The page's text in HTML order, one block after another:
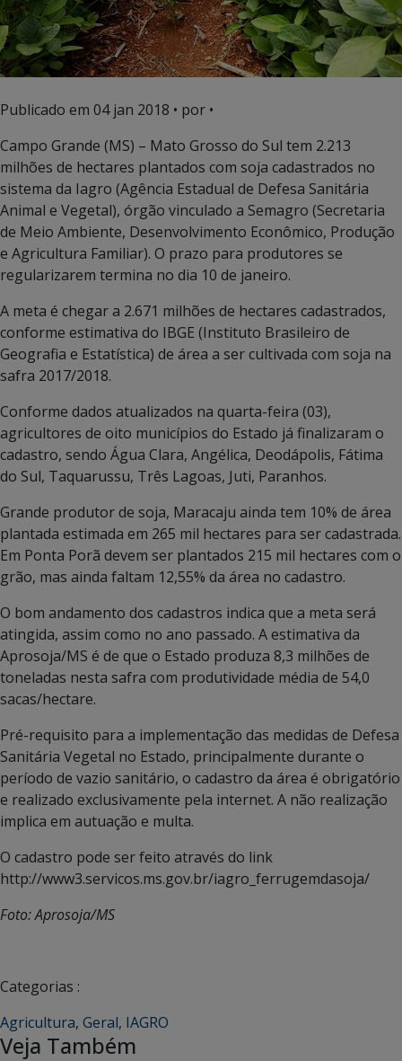
Publicado em 04 jan 2018 • por •
Campo Grande (MS) – Mato Grosso do Sul tem 2.213
milhões de hectares plantados com soja cadastrados no
sistema da Iagro (Agência Estadual de Defesa Sanitária
Animal e Vegetal), órgão vinculado a Semagro (Secretaria
de Meio Ambiente, Desenvolvimento Econômico, Produção
e Agricultura Familiar). O prazo para produtores se
regularizarem termina no dia 10 de janeiro.
A meta é chegar a 2.671 milhões de hectares cadastrados,
conforme estimativa do IBGE (Instituto Brasileiro de
Geografia e Estatística) de área a ser cultivada com soja na
safra 2017/2018.
Conforme dados atualizados na quarta-feira (03),
agricultores de oito municípios do Estado já finalizaram o
cadastro, sendo Água Clara, Angélica, Deodápolis, Fátima
do Sul, Taquarussu, Três Lagoas, Juti, Paranhos.
Grande produtor de soja, Maracaju ainda tem 10% de área
plantada estimada em 265 mil hectares para ser cadastrada.
Em Ponta Porã devem ser plantados 215 mil hectares com o
grão, mas ainda faltam 12,55% da área no cadastro.
O bom andamento dos cadastros indica que a meta será
atingida, assim como no ano passado. A estimativa da
Aprosoja/MS é de que o Estado produza 8,3 milhões de
toneladas nesta safra com produtividade média de 54,0
sacas/hectare.
Pré-requisito para a implementação das medidas de Defesa
Sanitária Vegetal no Estado, principalmente durante o
período de vazio sanitário, o cadastro da área é obrigatório
e realizado exclusivamente pela internet. A não realização
implica em autuação e multa.
O cadastro pode ser feito através do link
http://www3.servicos.ms.gov.br/iagro_ferrugemdasoja/
Foto: Aprosoja/MS
Categorias :
Agricultura, Geral, IAGRO
Veja Também